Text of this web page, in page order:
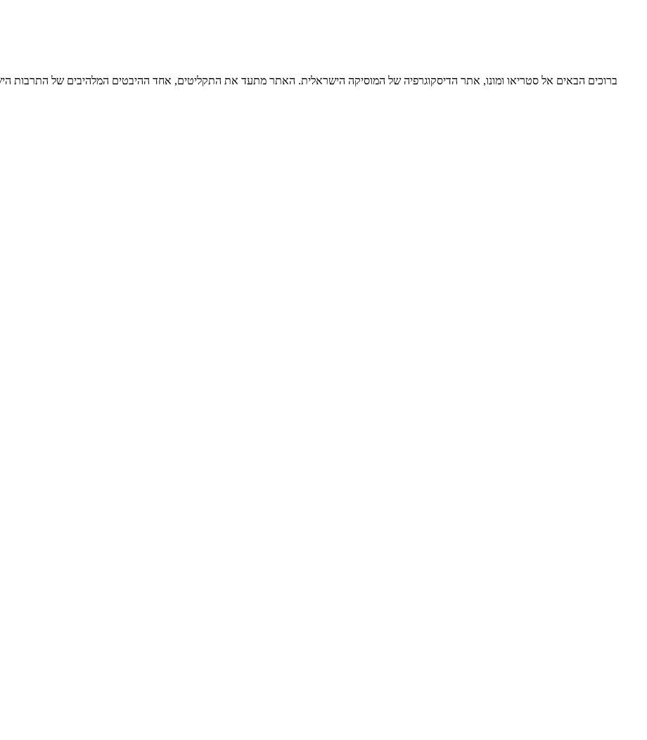
ברוכים הבאים אל סטריאו ומונו, אתר הדיסקוגרפיה של המוסיקה הישראלית. האתר מתעד את התקליטים, אחד ההיבטים המלהיבים של התרבות